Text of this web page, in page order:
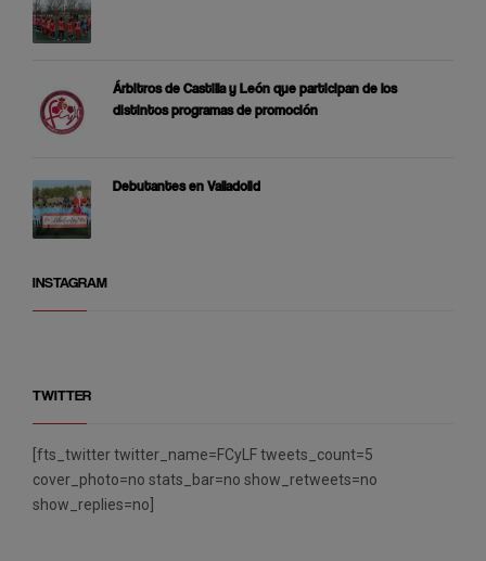
Árbitros de Castilla y León que participan de los
distintos programas de promoción
Debutantes en Valladolid
INSTAGRAM
TWITTER
[fts_twitter twitter_name=FCyLF tweets_count=5
cover_photo=no stats_bar=no show_retweets=no
show_replies=no]